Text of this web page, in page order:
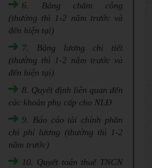
6. Bảng chấm công
(thường thì 1-2 năm trước và
đến hiện tại)
7. Bảng lương chi tiết
(thường thì 1-2 năm trước và
đến hiện tại)
8. Quyết định liên quan đến
các khoản phụ cấp cho NLĐ
9. Báo cáo tài chính phần
chi phí lương (thường thì 1-2
năm trước)
10. Quyết toán thuế TNCN